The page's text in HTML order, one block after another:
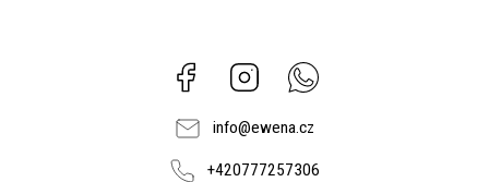
Facebook Instagram
info@ewena.cz
+420777257306